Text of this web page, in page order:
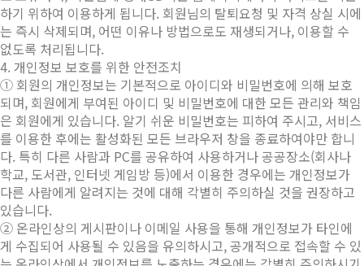
하기 위하여 이용하게 됩니다. 회원님의 탈퇴요청 및 자격 상실 시에
는 즉시 삭제되며, 어떤 이유나 방법으로도 재생되거나, 이용할 수
없도록 처리됩니다.
4. 개인정보 보호를 위한 안전조치
① 회원의 개인정보는 기본적으로 아이디와 비밀번호에 의해 보호
되며, 회원에게 부여된 아이디 및 비밀번호에 대한 모든 관리와 책임
은 회원에게 있습니다. 알기 쉬운 비밀번호는 피하여 주시고, 서비스
를 이용한 후에는 활성화된 모든 브라우저 창을 종료하여야만 합니
다. 특히 다른 사람과 PC를 공유하여 사용하거나 공공장소(회사나
학교, 도서관, 인터넷 게임방 등)에서 이용한 경우에는 개인정보가
다른 사람에게 알려지는 것에 대해 각별히 주의하실 것을 권장하고
있습니다.
② 온라인상의 게시판이나 이메일 사용을 통해 개인정보가 타인에
게 수집되어 사용될 수 있음을 유의하시고, 공개적으로 접속할 수 있